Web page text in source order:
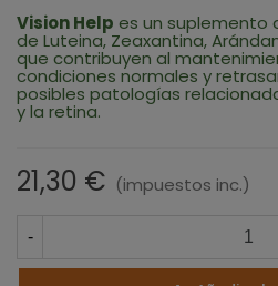
Vision Help es un suplemento
de Luteina, Zeaxantina,
que contribuyen al
condiciones normales y
posibles patologías
y la retina.
21,30 € (impuestos inc.)
-